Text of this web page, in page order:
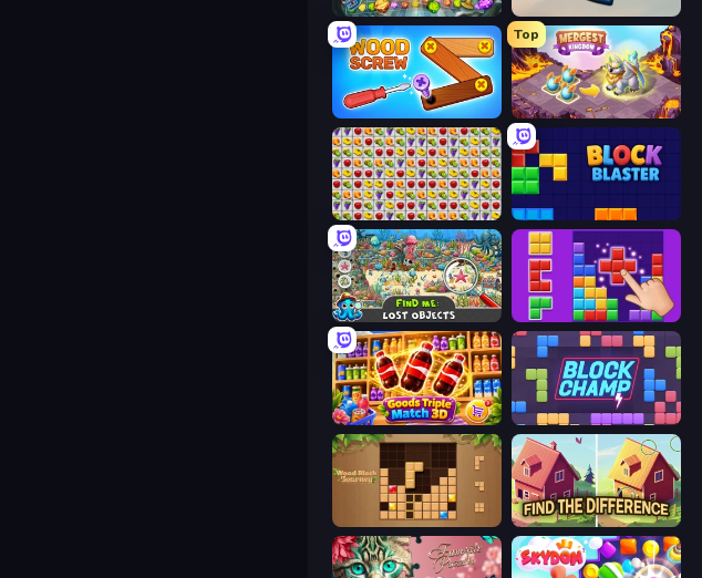
Forgotten Treasure 2 Daily Puzzle
Wood Screw: Bolts Puzzle
Top
Mergest Kingdom
Same Game Fruit Collapse Block Blaster
Find Me: Lost Objects BlockBuster Puzzle
Goods Triple Match 3D Block Champ
Wood Block Journey Find The Difference